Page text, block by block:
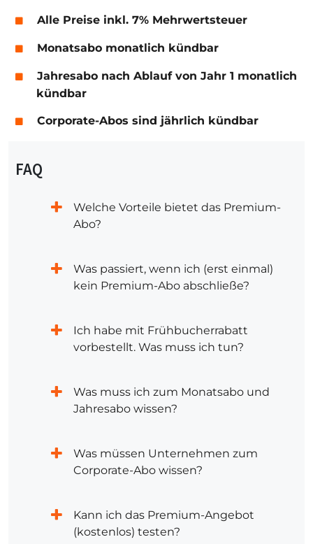
Alle Preise inkl. 7% Mehrwertsteuer
Monatsabo monatlich kündbar
Jahresabo nach Ablauf von Jahr 1 monatlich
kündbar
Corporate-Abos sind jährlich kündbar
FAQ
Welche Vorteile bietet das Premium-
Abo?
Was passiert, wenn ich (erst einmal)
kein Premium-Abo abschließe?
Ich habe mit Frühbucherrabatt
vorbestellt. Was muss ich tun?
Was muss ich zum Monatsabo und
Jahresabo wissen?
Was müssen Unternehmen zum
Corporate-Abo wissen?
Kann ich das Premium-Angebot
(kostenlos) testen?